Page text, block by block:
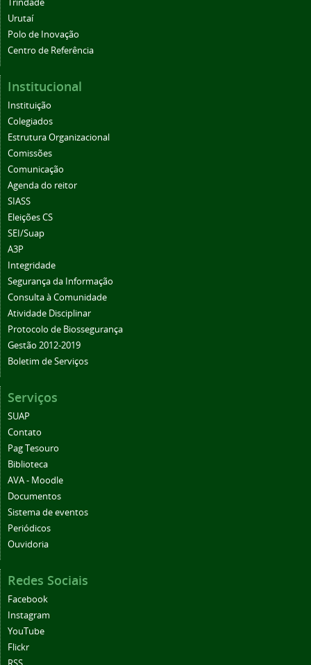
Trindade
Urutaí
Polo de Inovação
Centro de Referência
Institucional
Instituição
Colegiados
Estrutura Organizacional
Comissões
Comunicação
Agenda do reitor
SIASS
Eleições CS
SEI/Suap
A3P
Integridade
Segurança da Informação
Consulta à Comunidade
Atividade Disciplinar
Protocolo de Biossegurança
Gestão 2012-2019
Boletim de Serviços
Serviços
SUAP
Contato
Pag Tesouro
Biblioteca
AVA - Moodle
Documentos
Sistema de eventos
Periódicos
Ouvidoria
Redes Sociais
Facebook
Instagram
YouTube
Flickr